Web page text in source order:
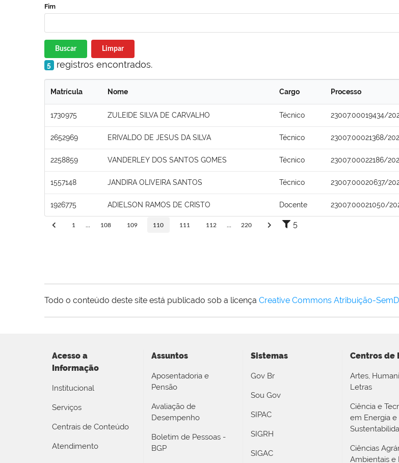
Fim
Buscar Limpar
5 registros encontrados.
Matrícula Nome Cargo Processo
1730975 ZULEIDE SILVA DE CARVALHO Técnico 23007.00019434/
2652969 ERIVALDO DE JESUS DA SILVA Técnico 23007.00021368/
2258859 VANDERLEY DOS SANTOS GOMES Técnico 23007.00022186/
1557148 JANDIRA OLIVEIRA SANTOS Técnico 23007.00020637/
1926775 ADIELSON RAMOS DE CRISTO Docente 23007.00021050/
1 108 109 110 111 112 220 5
Todo o conteúdo deste site está publicado sob a licença Creative Commons Atribuição-
Acesso a
Informação
Institucional
Serviços
Centrais de Conteúdo
Atendimento
Assuntos
Aposentadoria e
Pensão
Avaliação de
Desempenho
Boletim de Pessoas -
BGP
Sistemas
Gov Br
Sou Gov
SIPAC
SIGRH
SIGAC
Centros de
Artes,
Letras
Ciência e
em Energia e
Ciências
Ambientais e